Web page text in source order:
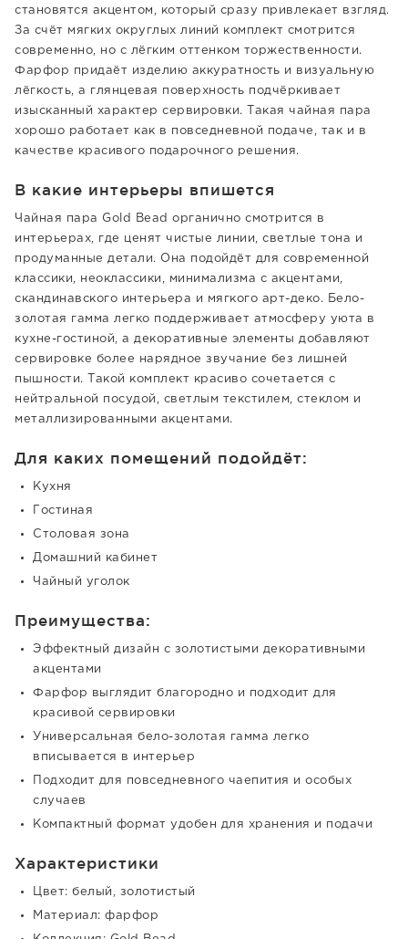
становятся акцентом, который сразу привлекает взгляд.
За счёт мягких округлых линий комплект смотрится
современно, но с лёгким оттенком торжественности.
Фарфор придаёт изделию аккуратность и визуальную
лёгкость, а глянцевая поверхность подчёркивает
изысканный характер сервировки. Такая чайная пара
хорошо работает как в повседневной подаче, так и в
качестве красивого подарочного решения.
В какие интерьеры впишется
Чайная пара Gold Bead органично смотрится в
интерьерах, где ценят чистые линии, светлые тона и
продуманные детали. Она подойдёт для современной
классики, неоклассики, минимализма с акцентами,
скандинавского интерьера и мягкого арт-деко. Бело-
золотая гамма легко поддерживает атмосферу уюта в
кухне-гостиной, а декоративные элементы добавляют
сервировке более нарядное звучание без лишней
пышности. Такой комплект красиво сочетается с
нейтральной посудой, светлым текстилем, стеклом и
металлизированными акцентами.
Для каких помещений подойдёт:
Кухня
Гостиная
Столовая зона
Домашний кабинет
Чайный уголок
Преимущества:
Эффектный дизайн с золотистыми декоративными
акцентами
Фарфор выглядит благородно и подходит для
красивой сервировки
Универсальная бело-золотая гамма легко
вписывается в интерьер
Подходит для повседневного чаепития и особых
случаев
Компактный формат удобен для хранения и подачи
Характеристики
Цвет: белый, золотистый
Материал: фарфор